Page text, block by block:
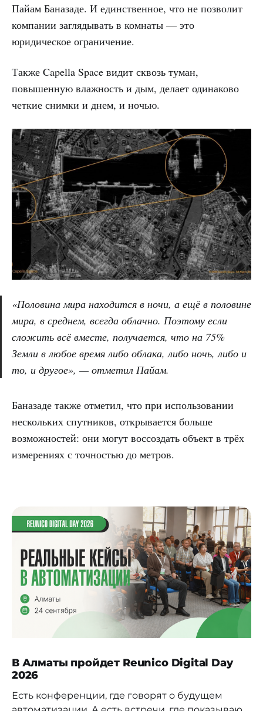
Пайам Баназаде. И единственное, что не позволит
компании заглядывать в комнаты — это
юридическое ограничение.
Также Capella Space видит сквозь туман,
повышенную влажность и дым, делает одинаково
четкие снимки и днем, и ночью.
«Половина мира находится в ночи, а ещё в половине
мира, в среднем, всегда облачно. Поэтому если
сложить всё вместе, получается, что на 75%
Земли в любое время либо облака, либо ночь, либо и
то, и другое», — отметил Пайам.
Баназаде также отметил, что при использовании
нескольких спутников, открывается больше
возможностей: они могут воссоздать объект в трёх
измерениях с точностью до метров.
В Алматы пройдет Reunico Digital Day
2026
Есть конференции, где говорят о будущем